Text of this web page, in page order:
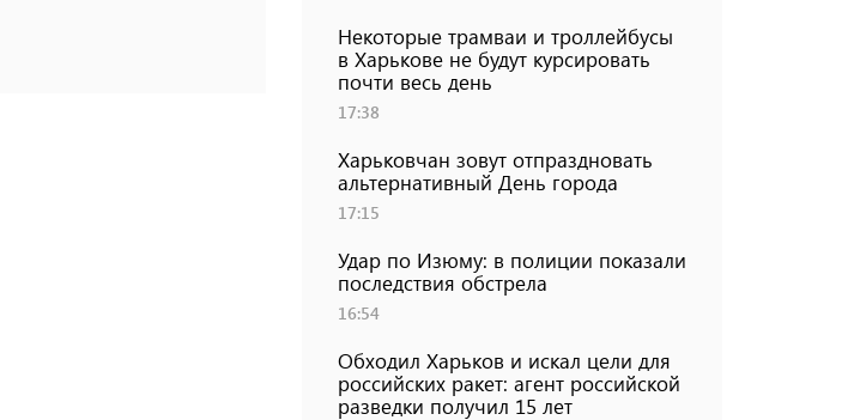
Некоторые трамваи и троллейбусы
в Харькове не будут курсировать
почти весь день
17:38
Харьковчан зовут отпраздновать
альтернативный День города
17:15
Удар по Изюму: в полиции показали
последствия обстрела
16:54
Обходил Харьков и искал цели для
российских ракет: агент российской
разведки получил 15 лет